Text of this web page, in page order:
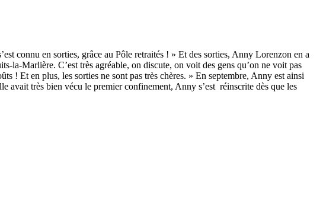
connu en sorties, grâce au Pôle retraités ! » Et des sorties, Anny Lorenzon en a
la-Marlière. C’est très agréable, on discute, on voit des gens qu’on ne voit pas
! Et en plus, les sorties ne sont pas très chères. » En septembre, Anny est ainsi
avait très bien vécu le premier confinement, Anny s’est réinscrite dès que les